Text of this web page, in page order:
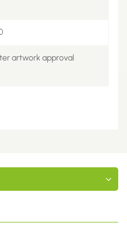
artwork approval